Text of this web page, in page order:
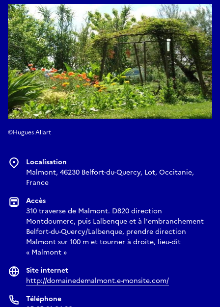
©Hugues Allart
Localisation
Malmont, 46230 Belfort-du-Quercy, Lot, Occitanie,
France
Accès
310 traverse de Malmont. D820 direction
Montdoumerc, puis Lalbenque et à l'embranchement
Belfort-du-Quercy/Lalbenque, prendre direction
Malmont sur 100 m et tourner à droite, lieu-dit
« Malmont »
Site internet
http://domainedemalmont.e-monsite.com/
Téléphone